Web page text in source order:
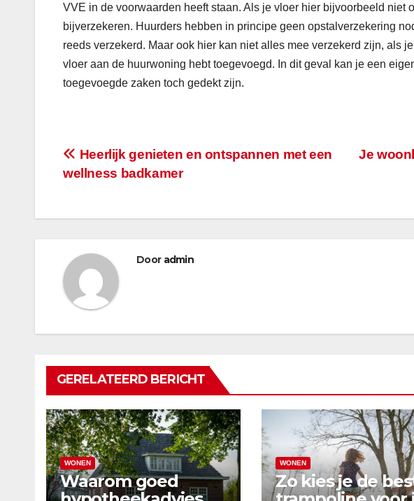
VVE in de voorwaarden heeft staan. Als je vloer hier bijvoorbeeld niet
bijverzekeren. Huurders hebben in principe geen opstalverzekering
reeds verzekerd. Maar ook hier kan niet alles mee verzekerd zijn, als
vloer aan de huurwoning hebt toegevoegd. In dit geval kan je een
toegevoegde zaken toch gedekt zijn.
Bericht
Je
Heerlijk genieten en ontspannen met een
wellness badkamer
Door admin
GERELATEERD BERICHT
WONEN
Waarom goed
WONEN
Zo kies je de